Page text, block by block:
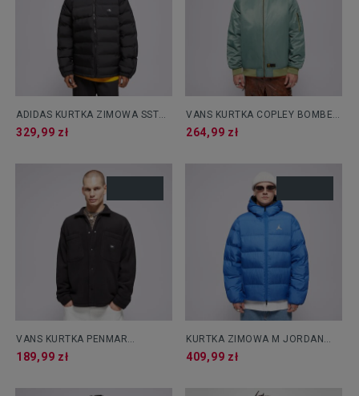
ADIDAS KURTKA ZIMOWA SST
DOWN JKT
329,99 zł
VANS KURTKA COPLEY BOMBER
JACKET
264,99 zł
VANS KURTKA PENMAR
HEAVYWEIGHT POLAR FLEECE
189,99 zł
KURTKA ZIMOWA M JORDAN
BRKLN PUFFER JKT
409,99 zł